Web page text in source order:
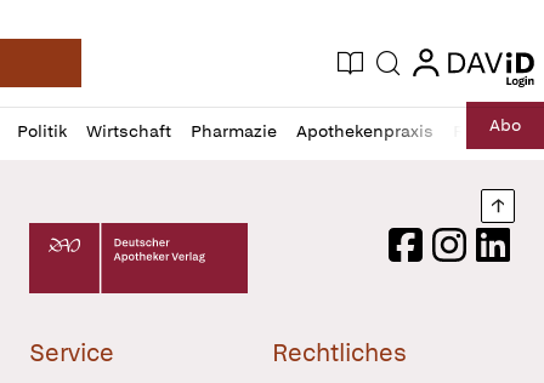
Deutsche Apotheker Zeitung
Aktuelle Ausgabe
Suche login
login
Politik Wirtschaft Pharmazie Apothekenpraxis RechtAbo
Profil
öffnen
Daz
Pur
Deutscher Apotheker Verlag Logo
FacebookInstagram
Service Rechtliches